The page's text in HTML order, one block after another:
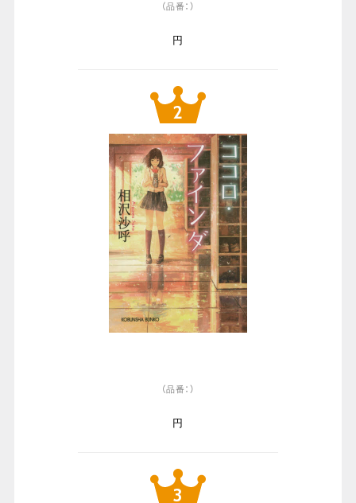
（品番：）
円
（品番：）
円